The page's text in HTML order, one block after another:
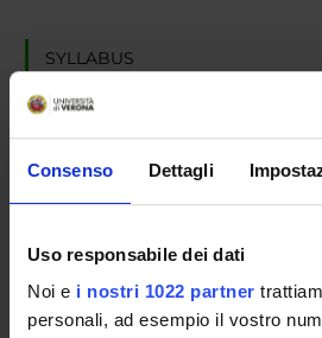
Consenso Dettagli
Uso responsabile dei dati
Noi e i nostri 1022 partner
personali, ad esempio il vostro
SYLLABUS
Module: Teoria
-------